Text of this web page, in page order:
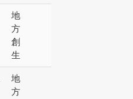
地
方
創
生
地
方